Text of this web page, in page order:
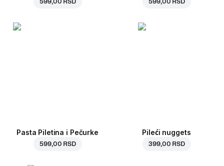
Pasta Piletina i Pečurke
599,00 RSD
Pileći nuggets
399,00 RSD